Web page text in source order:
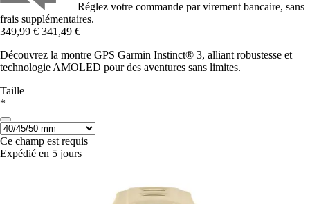
Réglez votre commande par virement bancaire, sans
frais supplémentaires.
349,99 € 341,49 €
Découvrez la montre GPS Garmin Instinct® 3, alliant robustesse et
technologie AMOLED pour des aventures sans limites.
Taille
*
Ce champ est requis
Expédié en 5 jours